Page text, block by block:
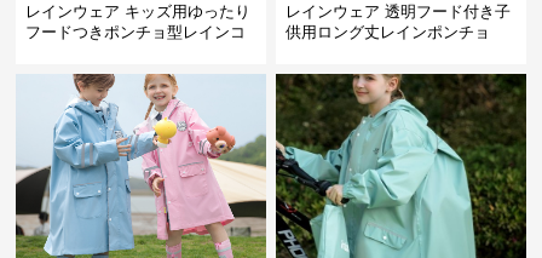
レインウェア キッズ用ゆったり
フードつきポンチョ型レインコ
レインウェア 透明フード付き子
供用ロング丈レインポンチョ